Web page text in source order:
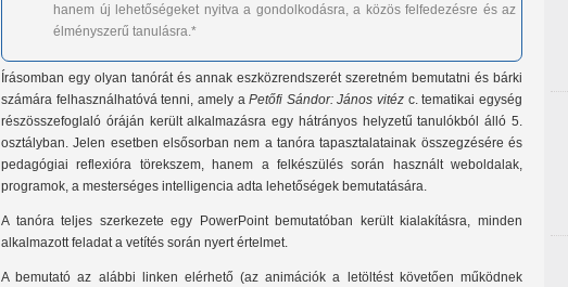
hanem új lehetőségeket nyitva a gondolkodásra, a közös felfedezésre és az
élményszerű tanulásra.*
Írásomban egy olyan tanórát és annak eszközrendszerét szeretném bemutatni és bárki
számára felhasználhatóvá tenni, amely aPetőfi Sándor: János vitéz c. tematikai egység
részösszefoglaló óráján került alkalmazásra egy hátrányos helyzetű tanulókból álló 5.
osztályban. Jelen esetben elsősorban nem a tanóra tapasztalatainak összegzésére és
pedagógiai reflexióra törekszem, hanem a felkészülés során használt weboldalak,
programok, a mesterséges intelligencia adta lehetőségek bemutatására.
A tanóra teljes szerkezete egy PowerPoint bemutatóban került kialakításra, minden
alkalmazott feladat a vetítés során nyert értelmet.
A bemutató az alábbi linken elérhető (az animációk a letöltést követően működnek